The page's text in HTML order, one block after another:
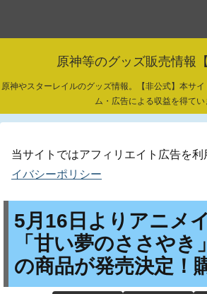
原神等のグッズ販売情報
原神やスターレイルのグッズ情報。【非公式】本サ
ム・広告による収益を得てい
当サイトではアフィリエイト広告を利
イバシーポリシー
5月16日よりアニメ
「甘い夢のささやき
の商品が発売決定！